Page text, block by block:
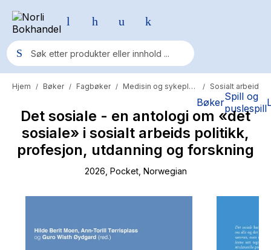
BøkerSpill og
puslespill
Populære søk
Pokemon
One piece
Fury Bound - Sable Sorensen
Hitster
Hjem / Bøker / Fagbøker / Medisin og sykepleie / Sosialt arbeid
Det sosiale - en antologi om «det
sosiale» i sosialt arbeids politikk,
profesjon, utdanning og forskning
2026 , Pocket, Norwegian